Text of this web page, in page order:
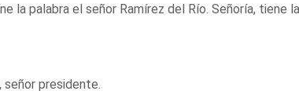
la palabra el señor Ramírez del Río. Señoría, tiene
señor presidente.